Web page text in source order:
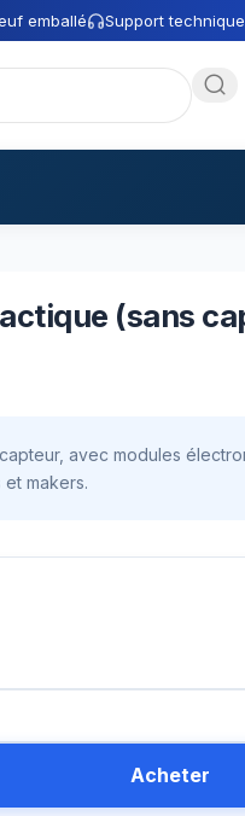
emballé Support technique
(sans
avec modules
makers.
Acheter